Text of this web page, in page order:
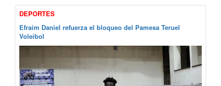
DEPORTES
Efraim Daniel refuerza el bloqueo del Pamesa Teruel
Voleibol